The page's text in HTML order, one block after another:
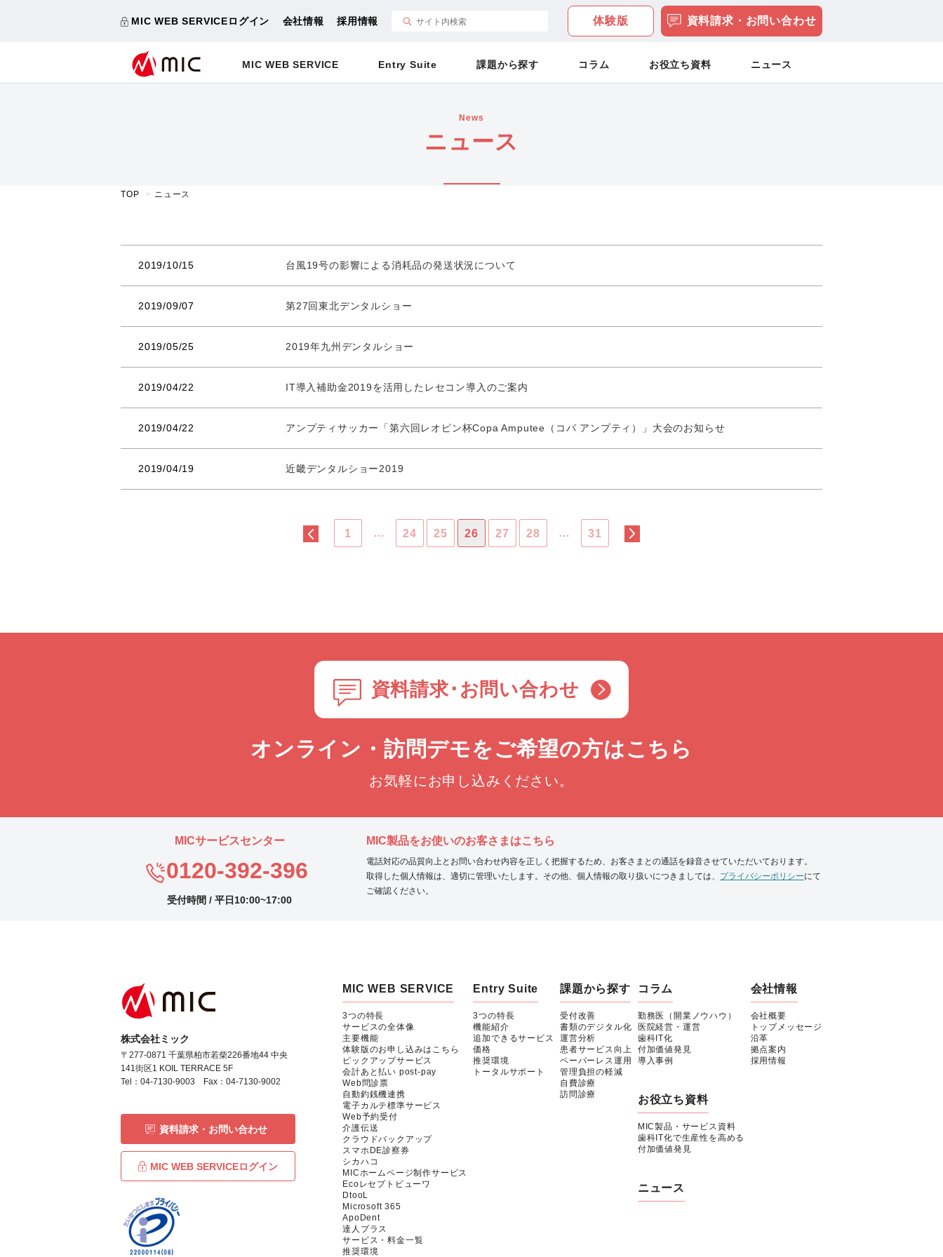
MIC WEB SERVICEログイン 会社情報 採用情報 体験版 資料請求・お問い合わせ
MIC WEB SERVICE Entry Suite 課題から探す コラム お役立ち資料 ニュース
News
ニュース
TOP ニュース
2019/10/15 台風19号の影響による消耗品の発送状況について
2019/09/07 第27回東北デンタルショー
2019/05/25 2019年九州デンタルショー
2019/04/22 IT導入補助金2019を活用したレセコン導入のご案内
2019/04/22 アンプティサッカー「第六回レオピン杯Copa Amputee（コパ アンプティ）」大会のお知らせ
2019/04/19 近畿デンタルショー2019
1 … 24 25 26 27 28 … 31
資料請求･お問い合わせ
オンライン・訪問デモをご希望の方はこちら
お気軽にお申し込みください。
MICサービスセンター
0120-392-396
受付時間 / 平日10:00~17:00
MIC製品をお使いのお客さまはこちら
電話対応の品質向上とお問い合わせ内容を正しく把握するため、お客さまとの通話を録音させていただいております。
取得した個人情報は、適切に管理いたします。その他、個人情報の取り扱いにつきましては、 プライバシーポリシーにて
ご確認ください。
株式会社ミック
〒277-0871 千葉県柏市若柴226番地44 中央
141街区1 KOIL TERRACE 5F
Tel：04-7130-9003 Fax：04-7130-9002
資料請求・お問い合わせ
MIC WEB SERVICEログイン
MIC WEB SERVICE
3つの特長
サービスの全体像
主要機能
体験版のお申し込みはこちら
ピックアップサービス
会計あと払い post-pay
Web問診票
自動釣銭機連携
電子カルテ標準サービス
Web予約受付
介護伝送
クラウドバックアップ
スマホDE診察券
シカハコ
MICホームページ制作サービス
Ecoレセプトビューワ
DtooL
Microsoft 365
ApoDent
達人プラス
サービス・料金一覧
推奨環境
Entry Suite
3つの特長
機能紹介
追加できるサービス
価格
推奨環境
トータルサポート
課題から探す
受付改善
書類のデジタル化
運営分析
患者サービス向上
ペーパーレス運用
管理負担の軽減
自費診療
訪問診療
コラム
勤務医（開業ノウハウ）
医院経営・運営
歯科IT化
付加価値発見
導入事例
お役立ち資料
MIC製品・サービス資料
歯科IT化で生産性を高める
付加価値発見
ニュース
会社情報
会社概要
トップメッセージ
沿革
拠点案内
採用情報